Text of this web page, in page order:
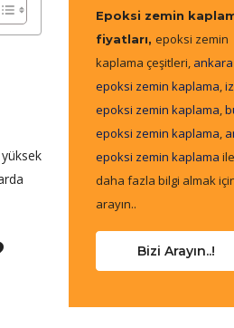
Epoksi zemin
fiyatları, epoksi zemin
kaplama çeşitleri, ankara
epoksi zemin kaplama,
epoksi zemin kaplama,
epoksi zemin kaplama,
epoksi zemin kaplama
daha fazla bilgi almak
arayın..
Bizi Arayın..!